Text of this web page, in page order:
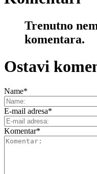
Trenutno
komentara.
Ostavi
Name*
E-mail adresa*
Komentar*